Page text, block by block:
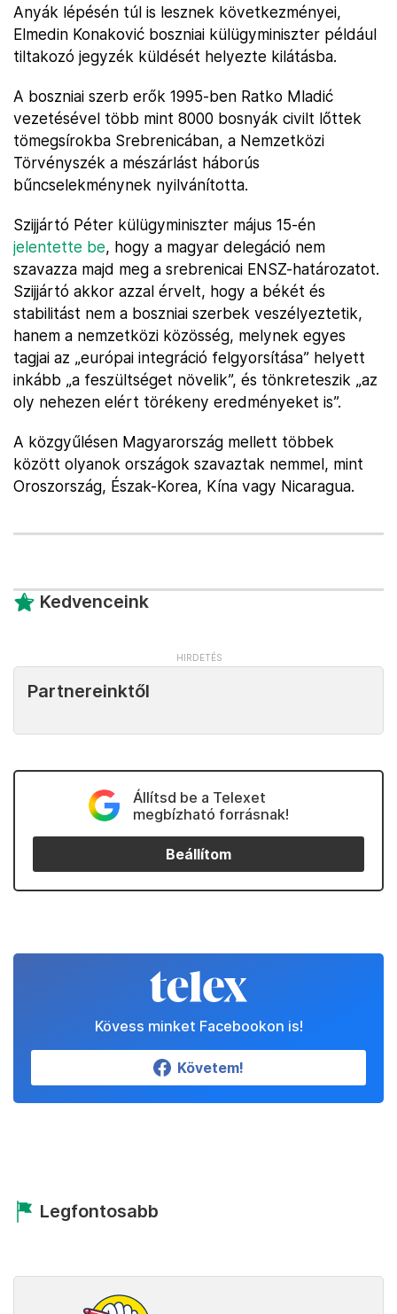
Anyák lépésén túl is lesznek következményei,
Elmedin Konaković boszniai külügyminiszter például
tiltakozó jegyzék küldését helyezte kilátásba.
A boszniai szerb erők 1995-ben Ratko Mladić
vezetésével több mint 8000 bosnyák civilt lőttek
tömegsírokba Srebrenicában, a Nemzetközi
Törvényszék a mészárlást háborús
bűncselekménynek nyilvánította.
Szijjártó Péter külügyminiszter május 15-én
jelentette be, hogy a magyar delegáció nem
szavazza majd meg a srebrenicai ENSZ-határozatot.
Szijjártó akkor azzal érvelt, hogy a békét és
stabilitást nem a boszniai szerbek veszélyeztetik,
hanem a nemzetközi közösség, melynek egyes
tagjai az „európai integráció felgyorsítása” helyett
inkább „a feszültséget növelik”, és tönkreteszik „az
oly nehezen elért törékeny eredményeket is”.
A közgyűlésen Magyarország mellett többek
között olyanok országok szavaztak nemmel, mint
Oroszország, Észak-Korea, Kína vagy Nicaragua.
Kedvenceink
Partnereinktől
Állítsd be a Telexet
megbízható forrásnak!
Beállítom
Kövess minket Facebookon is!
Követem!
Legfontosabb